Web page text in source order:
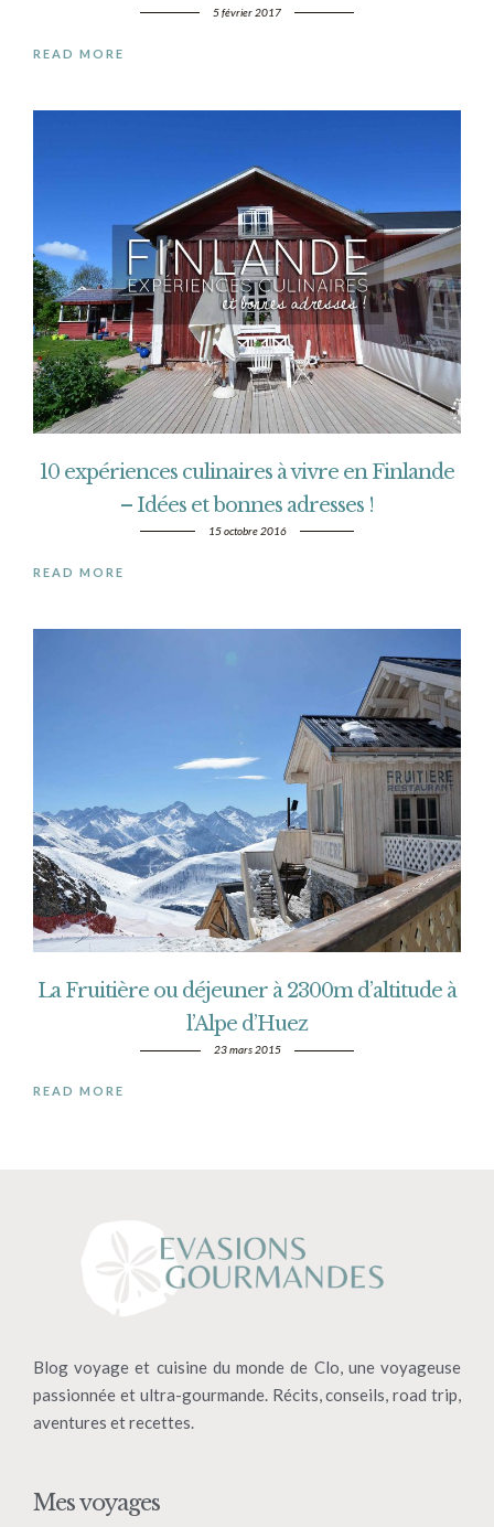
5 février 2017
READ MORE
10 expériences culinaires à vivre en Finlande
– Idées et bonnes adresses !
15 octobre 2016
READ MORE
La Fruitière ou déjeuner à 2300m d’altitude à
l’Alpe d’Huez
23 mars 2015
READ MORE
Blog voyage et cuisine du monde de Clo, une voyageuse
passionnée et ultra-gourmande. Récits, conseils, road trip,
aventures et recettes.
Mes voyages